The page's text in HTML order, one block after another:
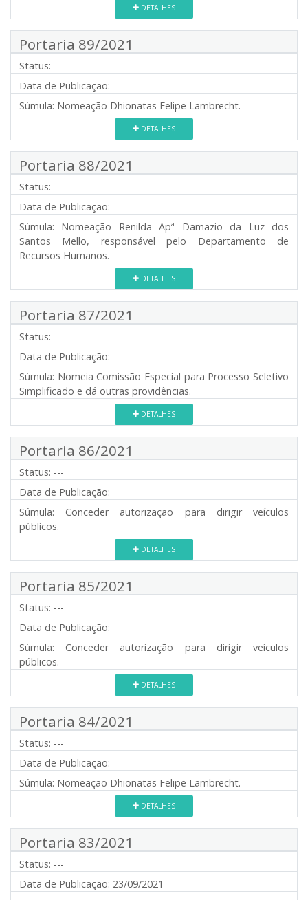
DETALHES
Portaria 89/2021
Status: ---
Data de Publicação:
Súmula: Nomeação Dhionatas Felipe Lambrecht.
DETALHES
Portaria 88/2021
Status: ---
Data de Publicação:
Súmula: Nomeação Renilda Apª Damazio da Luz dos
Santos Mello, responsável pelo Departamento de
Recursos Humanos.
DETALHES
Portaria 87/2021
Status: ---
Data de Publicação:
Súmula: Nomeia Comissão Especial para Processo Seletivo
Simplificado e dá outras providências.
DETALHES
Portaria 86/2021
Status: ---
Data de Publicação:
Súmula: Conceder autorização para dirigir veículos
públicos.
DETALHES
Portaria 85/2021
Status: ---
Data de Publicação:
Súmula: Conceder autorização para dirigir veículos
públicos.
DETALHES
Portaria 84/2021
Status: ---
Data de Publicação:
Súmula: Nomeação Dhionatas Felipe Lambrecht.
DETALHES
Portaria 83/2021
Status: ---
Data de Publicação: 23/09/2021